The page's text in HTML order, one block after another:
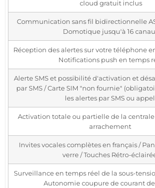
cloud gratuit inclus
Communication sans fil bidirectionnelle
Domotique jusqu'à 16
Réception des alertes sur votre téléphone
Notifications push en temps
Alerte SMS et possibilité d'activation et
par SMS / Carte SIM "non fournie"
les alertes par SMS ou
Activation totale ou partielle de la
arrachement
Invites vocales complètes en français /
verre / Touches Rétro-
Surveillance en temps réel de la sous-
Autonomie coupure de courant de